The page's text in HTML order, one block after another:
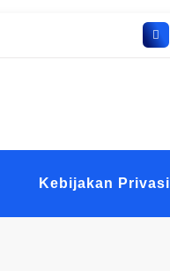
Kebijakan Privasi